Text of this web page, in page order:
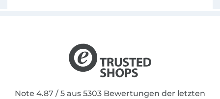
Note 4.87 / 5 aus 5303 Bewertungen der letzten